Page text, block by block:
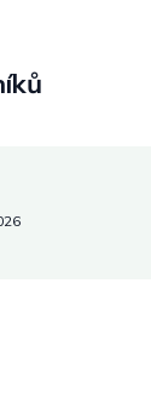
z 5 hvězdiček.